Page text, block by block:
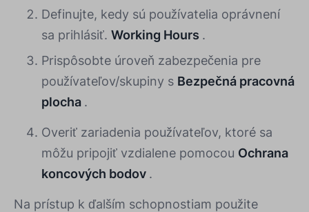
Definujte, kedy sú používatelia oprávnení
sa prihlásiť. Working Hours .
Prispôsobte úroveň zabezpečenia pre
používateľov/skupiny s Bezpečná pracovná
plocha .
Overiť zariadenia používateľov, ktoré sa
môžu pripojiť vzdialene pomocou Ochrana
koncových bodov .
Na prístup k ďalším schopnostiam použite